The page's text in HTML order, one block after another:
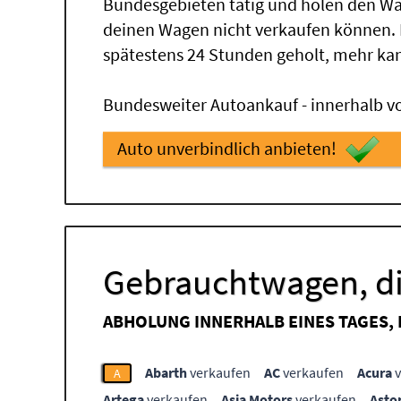
deinen Wagen nicht verkaufen
spätestens 24 Stunden geholt, mehr
Bundesweiter Autoankauf - innerhalb
Auto unverbindlich anbieten!
Gebrauchtwagen,
ABHOLUNG INNERHALB EINES
A Abarthverkaufen ACverkaufen Acura